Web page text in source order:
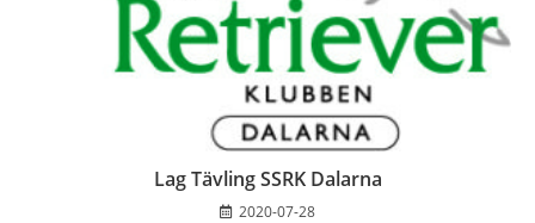
Lag Tävling SSRK Dalarna
2020-07-28